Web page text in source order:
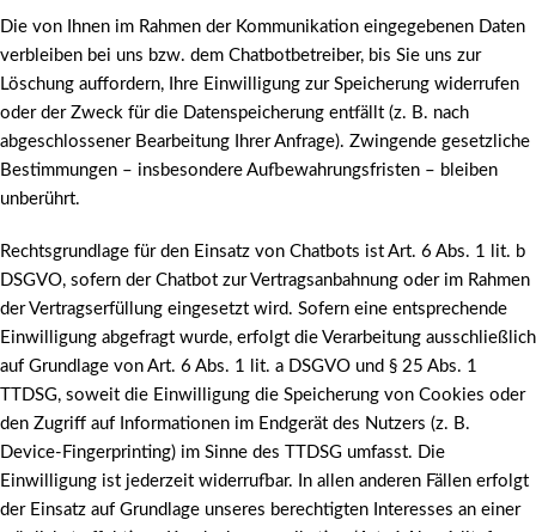
Die von Ihnen im Rahmen der Kommunikation eingegebenen Daten
verbleiben bei uns bzw. dem Chatbotbetreiber, bis Sie uns zur
Löschung auffordern, Ihre Einwilligung zur Speicherung widerrufen
oder der Zweck für die Datenspeicherung entfällt (z. B. nach
abgeschlossener Bearbeitung Ihrer Anfrage). Zwingende gesetzliche
Bestimmungen – insbesondere Aufbewahrungsfristen – bleiben
unberührt.
Rechtsgrundlage für den Einsatz von Chatbots ist Art. 6 Abs. 1 lit. b
DSGVO, sofern der Chatbot zur Vertragsanbahnung oder im Rahmen
der Vertragserfüllung eingesetzt wird. Sofern eine entsprechende
Einwilligung abgefragt wurde, erfolgt die Verarbeitung ausschließlich
auf Grundlage von Art. 6 Abs. 1 lit. a DSGVO und § 25 Abs. 1
TTDSG, soweit die Einwilligung die Speicherung von Cookies oder
den Zugriff auf Informationen im Endgerät des Nutzers (z. B.
Device-Fingerprinting) im Sinne des TTDSG umfasst. Die
Einwilligung ist jederzeit widerrufbar. In allen anderen Fällen erfolgt
der Einsatz auf Grundlage unseres berechtigten Interesses an einer